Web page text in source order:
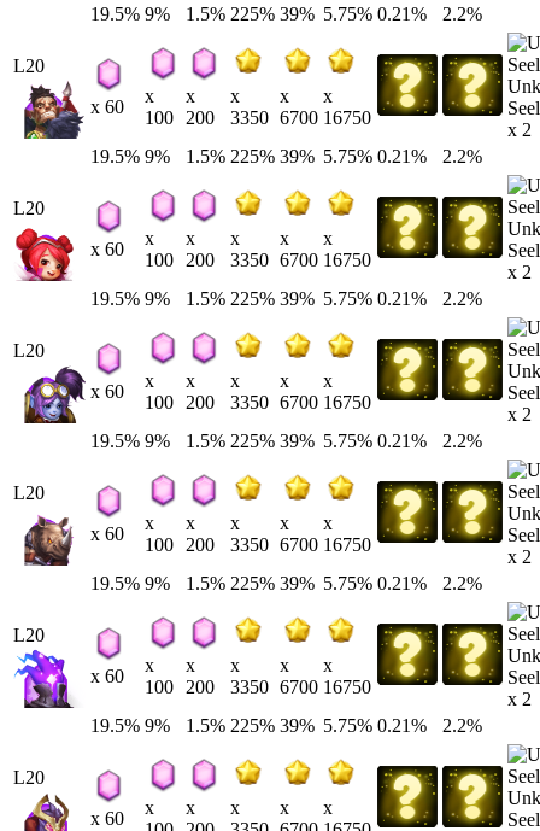
19.5% 9% 1.5% 225% 39% 5.75% 0.21% 2.2%
L20
x 60
x
100
x
200
x
3350
x
6700
x
16750
x 2
19.5% 9% 1.5% 225% 39% 5.75% 0.21% 2.2%
L20
x 60
x
100
x
200
x
3350
x
6700
x
16750
x 2
19.5% 9% 1.5% 225% 39% 5.75% 0.21% 2.2%
L20
x 60
x
100
x
200
x
3350
x
6700
x
16750
x 2
19.5% 9% 1.5% 225% 39% 5.75% 0.21% 2.2%
L20
x 60
x
100
x
200
x
3350
x
6700
x
16750
x 2
19.5% 9% 1.5% 225% 39% 5.75% 0.21% 2.2%
L20
x 60
x
100
x
200
x
3350
x
6700
x
16750
x 2
19.5% 9% 1.5% 225% 39% 5.75% 0.21% 2.2%
L20
x 60
x
x
x
x
x